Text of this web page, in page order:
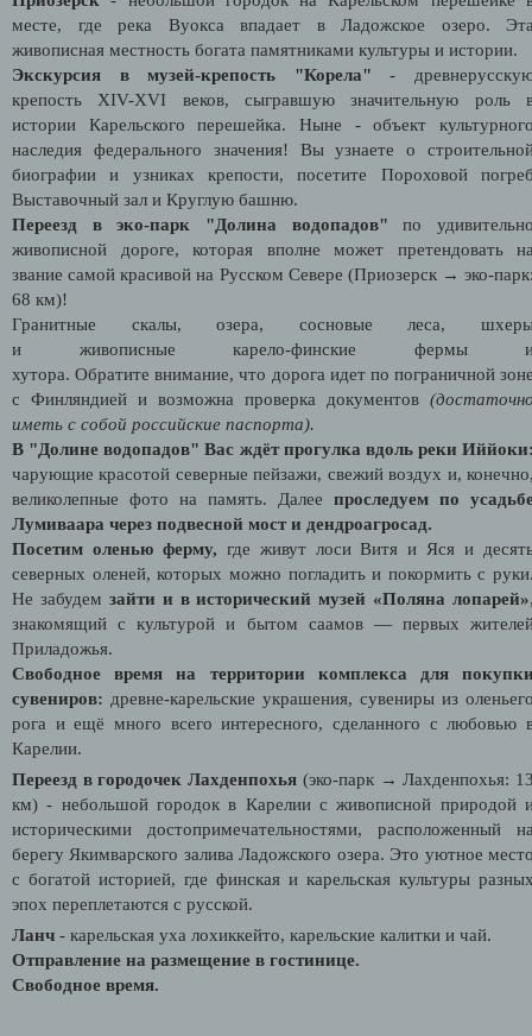
месте, где река Вуокса впадает в Ладожское озеро.
живописная местность богата памятниками культуры и истории.
Экскурсия в музей-крепость "Корела" -
крепость XIV-XVI веков, сыгравшую значительную роль
истории Карельского перешейка. Ныне - объект
наследия федерального значения! Вы узнаете о
биографии и узниках крепости, посетите Пороховой
Выставочный зал и Круглую башню.
Переезд в эко-парк "Долина водопадов"по
живописной дороге, которая вполне может претендовать
звание самой красивой на Русском Севере (Приозерск → эко-
68 км)!
Гранитные скалы, озера, сосновые леса,
и живописные карело-финские фермы
хутора. Обратите внимание, что дорога идет по пограничной
с Финляндией и возможна проверка документов
иметь с собой российские паспорта).
В "Долине водопадов" Вас ждёт прогулка вдоль реки
чарующие красотой северные пейзажи, свежий воздух и,
великолепные фото на память. Далее проследуем по
Лумиваара через подвесной мост и дендроагросад.
Посетим оленью ферму, где живут лоси Витя и Яся и
северных оленей, которых можно погладить и покормить с
Не забудем зайти и в исторический музей «Поляна лопарей»
знакомящий с культурой и бытом саамов — первых
Приладожья.
Свободное время на территории комплекса для
сувениров: древне-карельские украшения, сувениры из
рога и ещё много всего интересного, сделанного с любовью
Карелии.
Переезд в городочек Лахденпохья (эко-парк → Лахденпохья:
км) - небольшой городок в Карелии с живописной природой
историческими достопримечательностями, расположенный
берегу Якимварского залива Ладожского озера. Это уютное
с богатой историей, где финская и карельская культуры
эпох переплетаются с русской.
Ланч - карельская уха лохиккейто, карельские калитки и чай.
Отправление на размещение в гостинице.
Свободное время.